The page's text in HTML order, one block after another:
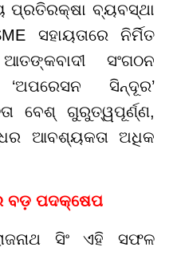
ପ୍ରତିରକ୍ଷା ବ୍ୟବସ୍ଥା
ସହାୟତାରେ ନିର୍ମିତ
ସଂଗଠନ
ସିନ୍ଦୂର’
ବେଶ୍ ଗୁରୁତ୍ୱପୂର୍ଣ୍ଣ,
ଆବଶ୍ୟକତା ଅଧିକ
ବଡ଼ ପଦକ୍ଷେପ
ସିଂ ଏହି ସଫଳ